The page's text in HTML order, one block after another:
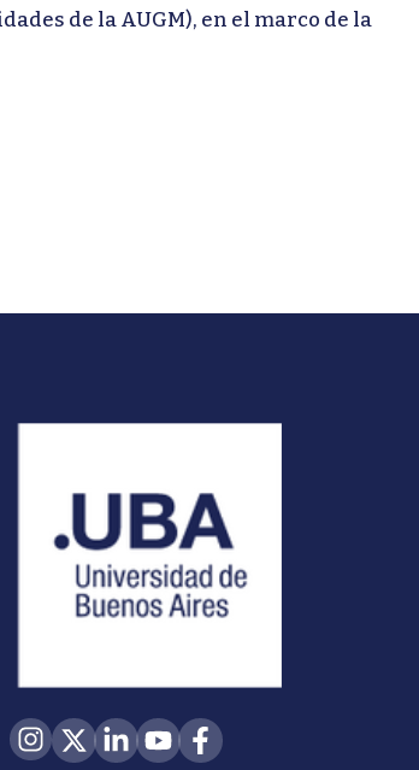
de la AUGM), en el marco de la